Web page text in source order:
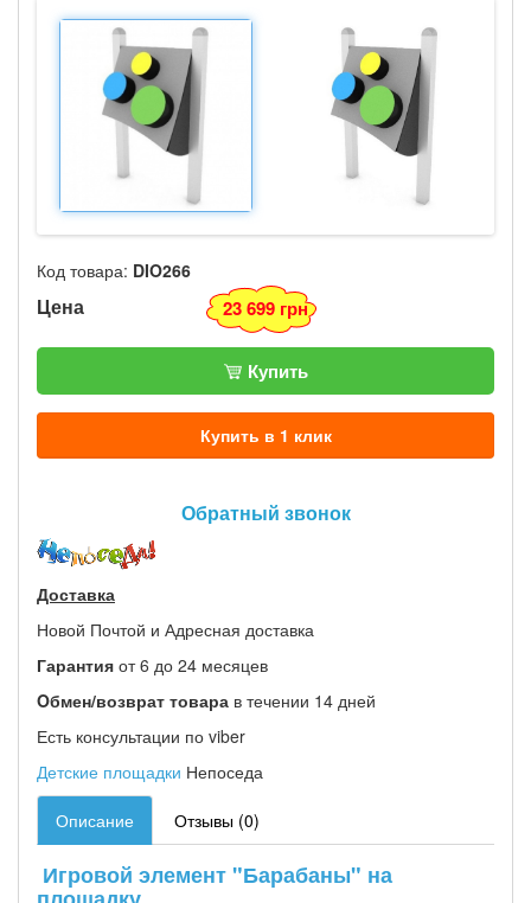
Код товара: DIO266
Цена 23 699 грн
Купить
Купить в 1 клик
Обратный звонок
Доставка
Новой Почтой и Адресная доставка
Гарантия от 6 до 24 месяцев
Oбмен/возврат товара в течении 14 дней
Есть консультации по viber
Детские площадки Непоседа
Описание Отзывы (0)
Игровой элемент "Барабаны" на